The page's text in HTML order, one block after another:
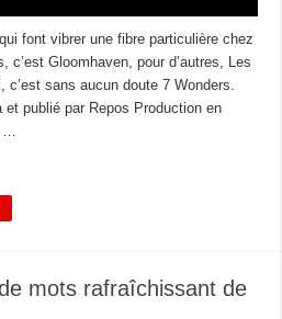
font vibrer une fibre particulière chez
c’est Gloomhaven, pour d’autres, Les
c’est sans aucun doute 7 Wonders.
et publié par Repos Production en
…
mots rafraîchissant de